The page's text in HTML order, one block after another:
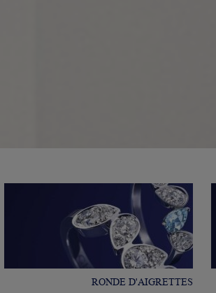
RONDE D'AIGRETTES